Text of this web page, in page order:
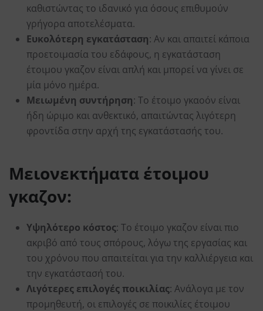
καθιστώντας το ιδανικό για όσους επιθυμούν
γρήγορα αποτελέσματα.
Ευκολότερη εγκατάσταση: Αν και απαιτεί κάποια
προετοιμασία του εδάφους, η εγκατάσταση
έτοιμου γκαζον είναι απλή και μπορεί να γίνει σε
μία μόνο ημέρα.
Μειωμένη συντήρηση: Το έτοιμο γκαοόν είναι
ήδη ώριμο και ανθεκτικό, απαιτώντας λιγότερη
φροντίδα στην αρχή της εγκατάστασής του.
Μειονεκτήματα έτοιμου
γκαζον:
Υψηλότερο κόστος: Το έτοιμο γκαζον είναι πιο
ακριβό από τους σπόρους, λόγω της εργασίας και
του χρόνου που απαιτείται για την καλλιέργεια και
την εγκατάστασή του.
Λιγότερες επιλογές ποικιλίας: Ανάλογα με τον
προμηθευτή, οι επιλογές σε ποικιλίες έτοιμου